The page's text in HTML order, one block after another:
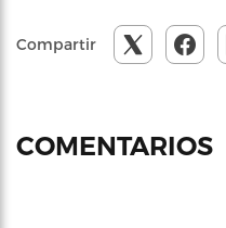
Compartir
COMENTARIOS